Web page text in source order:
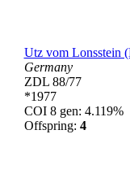
Utz vom Lonsstein
Germany
ZDL 88/77
*1977
COI 8 gen: 4.119%
Offspring: 4